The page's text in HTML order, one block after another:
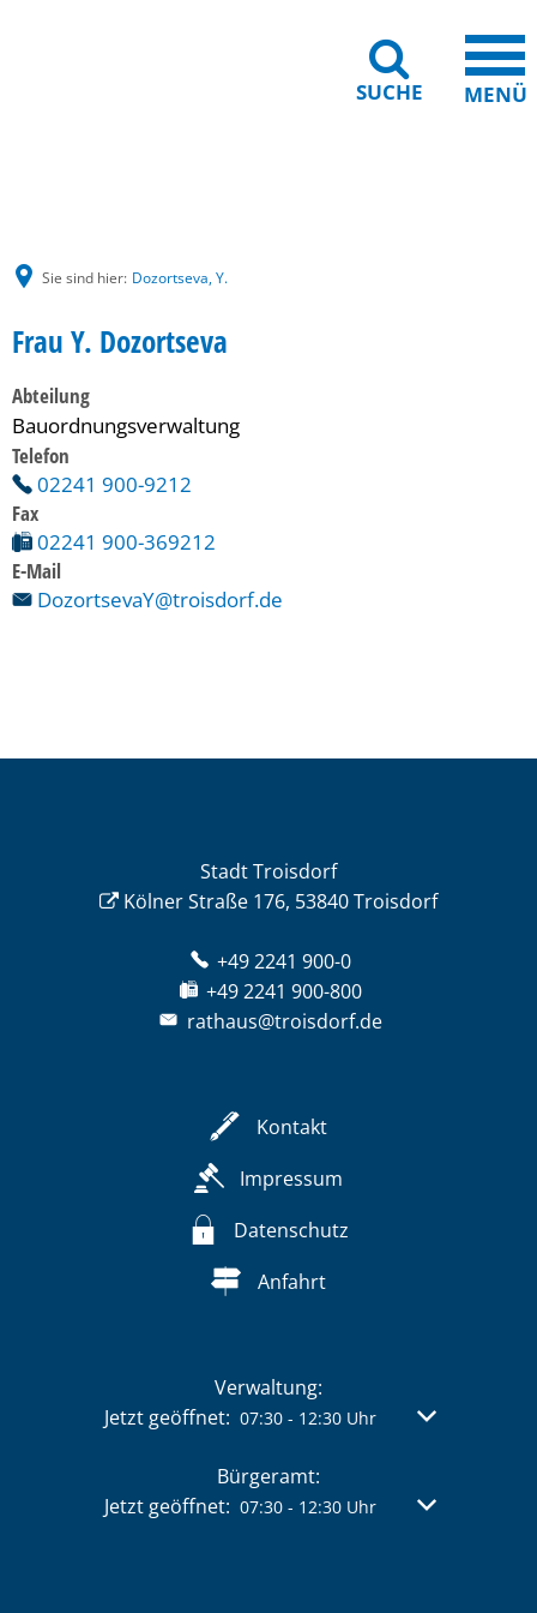
SUCHE MENÜ
Sie sind hier: Dozortseva, Y.
Frau Y. Dozortseva
Abteilung
Bauordnungsverwaltung
Telefon
02241 900-9212
Fax
02241 900-369212
E-Mail
DozortsevaY@troisdorf.de
Stadt Troisdorf
Kölner Straße 176, 53840 Troisdorf
+49 2241 900-0
+49 2241 900-800
rathaus@troisdorf.de
Kontakt
Impressum
Datenschutz
Anfahrt
Verwaltung:
Klicken, um weitere Öffnungs- oder
Jetzt geöffnet: 07:30- 12:30Uhr Von 07:30
Bürgeramt:
Klicken, um weitere Öffnungs- oder
Jetzt geöffnet: 07:30- 12:30Uhr Von 07:30